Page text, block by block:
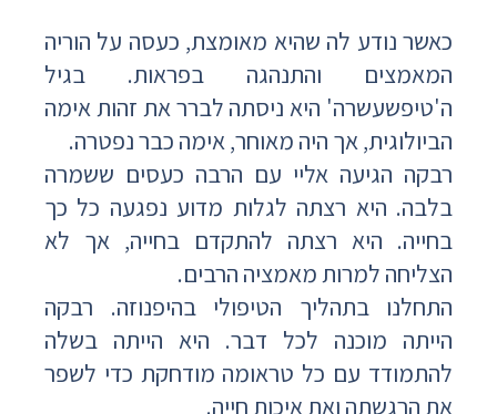
כאשר נודע לה שהיא מאומצת, כעסה על הוריה
המאמצים והתנהגה בפראות. בגיל
ה'טיפשעשרה' היא ניסתה לברר את זהות אימה
הביולוגית, אך היה מאוחר, אימה כבר נפטרה.
רבקה הגיעה אליי עם הרבה כעסים ששמרה
בלבה. היא רצתה לגלות מדוע נפגעה כל כך
בחייה. היא רצתה להתקדם בחייה, אך לא
הצליחה למרות מאמציה הרבים.
התחלנו בתהליך הטיפולי בהיפנוזה. רבקה
הייתה מוכנה לכל דבר. היא הייתה בשלה
להתמודד עם כל טראומה מודחקת כדי לשפר
את הרגשתה ואת איכות חייה.